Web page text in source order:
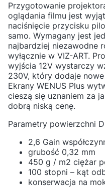
Przygotowanie
oglądania filmu jest
naciśnięcie przycisku
samo. Wymagany jest
najbardziej niezawodne
wyłącznie w VIZ-ART.
wyjścia 12V wystarczy
230V, który dodaje
Ekrany WENUS Plus
cieszą się uznaniem za
dobrą niską cenę.
Parametry powierzchni
2,6 Gain
grubość 0,32 mm
450 g / m2 ciężar
100 stopni – kąt
konserwacja na